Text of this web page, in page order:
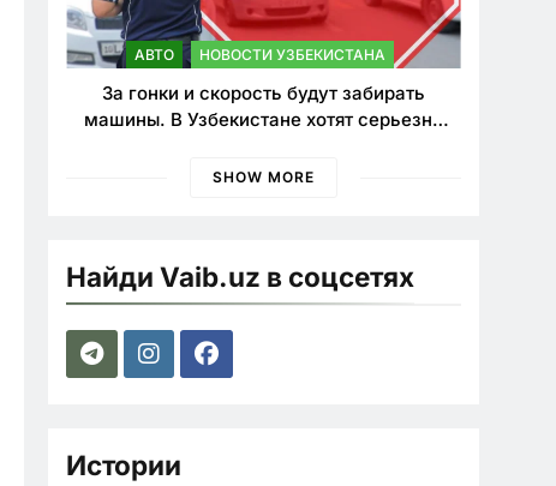
АВТО НОВОСТИ УЗБЕКИСТАНА
За гонки и скорость будут забирать
машины. В Узбекистане хотят серьезно
SHOW MORE
Найди Vaib.uz в соцсетях
Истории